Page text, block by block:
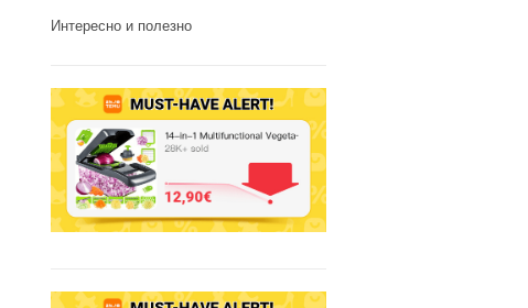
Интересно и полезно